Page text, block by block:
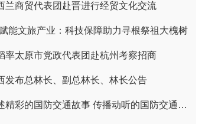
兰商贸代表团赴晋进行经贸文化交流
能文旅产业：科技保障助力寻根祭祖大槐树
率太原市党政代表团赴杭州考察招商
发布总林长、副总林长、林长公告
讲述精彩的国防交通故事 传播动听的国防交通声音